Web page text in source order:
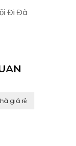
Đi Đà
giá rẻ